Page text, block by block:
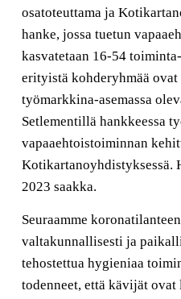
osatoteuttama ja
hanke, jossa tuetun
kasvatetaan 16-54
erityistä kohderyhmää
työmarkkina-asemassa
Setlementillä hankkeessa
vapaaehtoistoiminnan
Kotikartanoyhdistyksessä.
2023 saakka.
Seuraamme
valtakunnallisesti ja
tehostettua hygieniaa
todenneet, että kävijät